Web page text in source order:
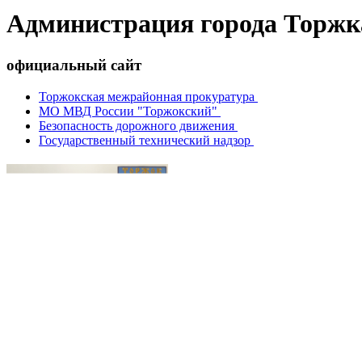
Администрация города
официальный сайт
Торжокская межрайонная прокуратура
МО МВД России "Торжокский"
Безопасность дорожного движения
Государственный технический надзор